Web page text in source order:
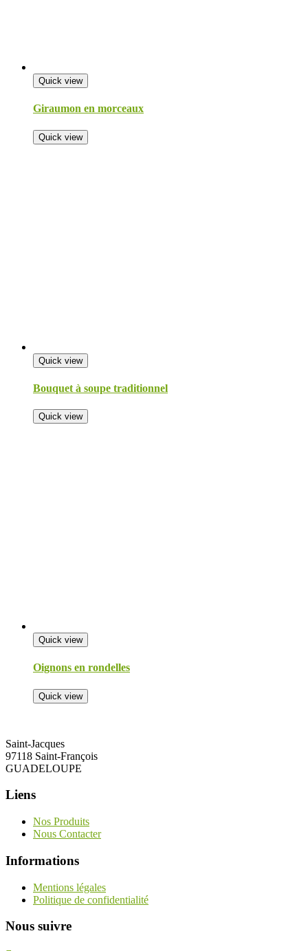
Quick view
Giraumon en morceaux
Quick view
Quick view
Bouquet à soupe traditionnel
Quick view
Quick view
Oignons en rondelles
Quick view
Saint-Jacques
97118 Saint-François
GUADELOUPE
Liens
Nos Produits
Nous Contacter
Informations
Mentions légales
Politique de confidentialité
Nous suivre